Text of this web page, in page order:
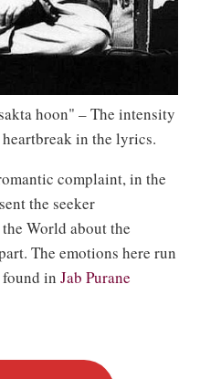
hoon" – The intensity
in the lyrics.
complaint, in the
the seeker
World about the
The emotions here run
in Jab Purane